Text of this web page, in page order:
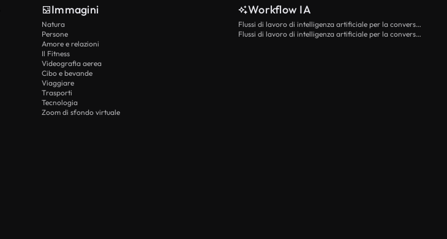
Immagini
Natura
Persone
Amore e relazioni
Il Fitness
Videografia aerea
Cibo e bevande
Viaggiare
Trasporti
Tecnologia
Zoom di sfondo virtuale
Workflow IA
Flussi di lavoro di intelligenza artificiale per la conversione da testo a video
Flussi di lavoro di intelligenza artificiale per la conversione di immagini in video